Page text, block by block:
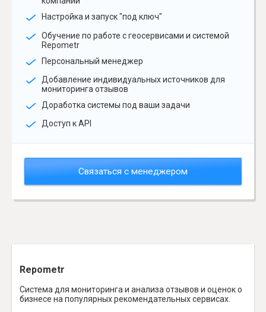
Настройка и запуск "под ключ"
Обучение по работе с геосервисами и системой
Repometr
Персональный менеджер
Добавление индивидуальных источников для
мониторинга отзывов
Доработка системы под ваши задачи
Доступ к API
Связаться с менеджером
Repometr
Система для мониторинга и анализа отзывов и оценок о
бизнесе на популярных рекомендательных сервисах.